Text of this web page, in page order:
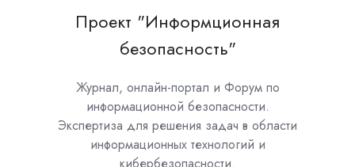
Проект "Информционная
безопасность"
Журнал, онлайн-портал и Форум по
информационной безопасности.
Экспертиза для решения задач в области
информационных технологий и